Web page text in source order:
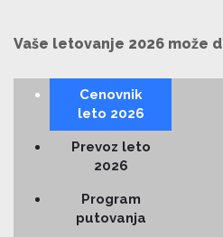
Vaše letovanje 2026 može
Cenovnik
leto 2026
Prevoz leto
2026
Program
putovanja